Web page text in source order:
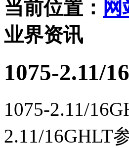
当前位置：
业界资讯
1075-2.11/
1075-2.11/
2.11/16GHLT